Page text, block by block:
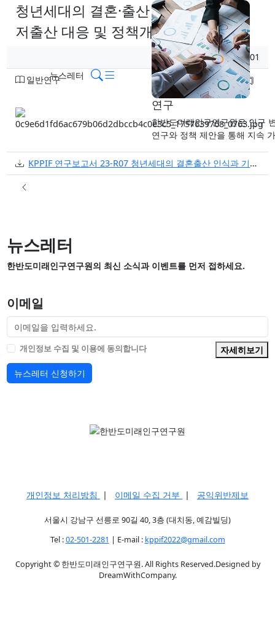
뉴스레터 검색메뉴
연구
한반도미래인구연구원은 인구
연구와 정책 제안을 통해 지속
청년세대의 결혼·출산 인식과 기업의
저출산 대응 및 정책개선 방안
작성일
2025.09.01
분류
일반연구
본문
첨부 KPPIF 연구보고서 23-R07 청년세대의 결혼출산 인식과 기업의 저출산 대응 및 정책 개선 방안.pdf
뉴스레터
한반도미래인구연구원의 최신 소식과 이벤트를 먼저 접하세요.
이메일
개인정보 수집 및 이용에 동의합니다
자세히보기
뉴스레터 신청하기
개인정보 처리방침 | 이메일 수집 거부 | 공익위반제보
서울시 강남구 선릉로 90길 40, 3층 (대치동, 예감빌딩)
Tel :02-501-2281 | E-mail : kppif2022@gmail.com
Copyright © 한반도미래인구연구원. All Rights Reserved.Designed by
DreamWithCompany.